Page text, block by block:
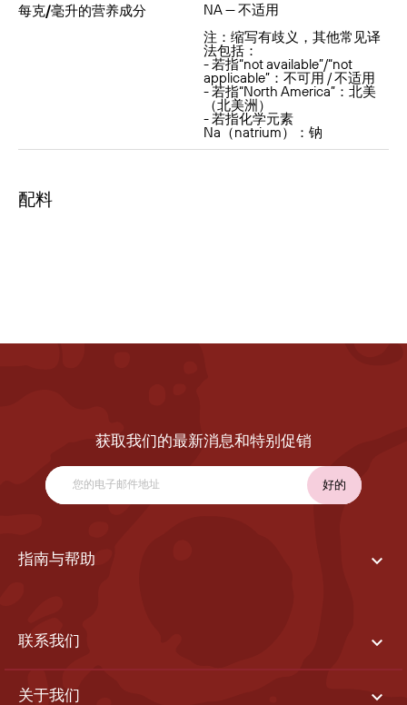
每克/毫升的营养成分
NA — 不适用
注：缩写有歧义，其他常见译
法包括：
- 若指“not available”/“not
applicable”：不可用 / 不适用
- 若指“North America”：北美
（北美洲）
- 若指化学元素
Na（natrium）：钠
配料
获取我们的最新消息和特别促销
指南与帮助 
联系我们 
关于我们 